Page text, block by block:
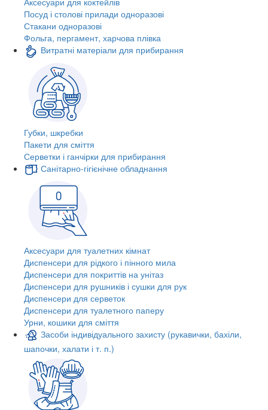
Посуд і столові прилади одноразові
Стакани одноразові
Фольга, пергамент, харчова плівка
Витратні матеріали для прибирання
Губки, шкребки
Пакети для сміття
Серветки і ганчірки для прибирання
Санітарно-гігієнічне обладнання
Аксесуари для туалетних кімнат
Диспенсери для рідкого і пінного мила
Диспенсери для покриттів на унітаз
Диспенсери для рушників і сушки для рук
Диспенсери для серветок
Диспенсери для туалетного паперу
Урни, кошики для сміття
Засоби індивідуального захисту (рукавички, бахіли,
шапочки, халати і т. п.)